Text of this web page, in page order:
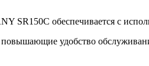
SR150C обеспечивается с
удобство